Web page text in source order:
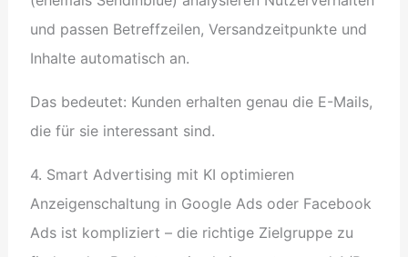
und passen Betreffzeilen, Versandzeitpunkte und
Inhalte automatisch an.
Das bedeutet: Kunden erhalten genau die E-Mails,
die für sie interessant sind.
4. Smart Advertising mit KI optimieren
Anzeigenschaltung in Google Ads oder Facebook
Ads ist kompliziert – die richtige Zielgruppe zu